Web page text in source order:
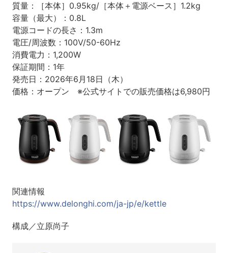
質量：［本体］0.95kg/［本体＋電源ベース］1.2kg
容量（最大）：0.8L
電源コードの長さ：1.3m
電圧/周波数：100V/50-60Hz
消費電力：1,200W
保証期間：1年
発売日：2026年6月18日（木）
価格：オープン ※公式サイトでの販売価格は6,980円
関連情報
https://www.delonghi.com/ja-jp/e/kettle
構成／立原尚子